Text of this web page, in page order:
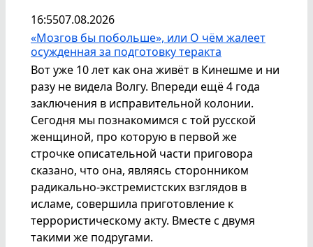
16:5507.08.2026
«Мозгов бы побольше», или О чём жалеет
осужденная за подготовку теракта
Вот уже 10 лет как она живёт в Кинешме и ни
разу не видела Волгу. Впереди ещё 4 года
заключения в исправительной колонии.
Сегодня мы познакомимся с той русской
женщиной, про которую в первой же
строчке описательной части приговора
сказано, что она, являясь сторонником
радикально-экстремистских взглядов в
исламе, совершила приготовление к
террористическому акту. Вместе с двумя
такими же подругами.